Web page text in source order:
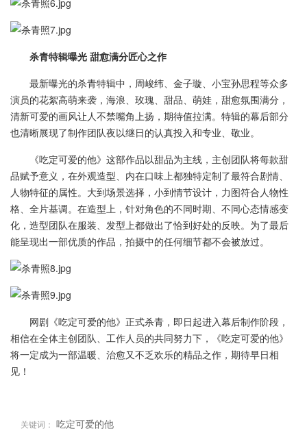
杀青特辑曝光 甜愈满分匠心之作
最新曝光的杀青特辑中，周峻纬、金子璇、小宝孙思程等众多
演员的花絮高萌来袭，海浪、玫瑰、甜品、萌娃，甜愈氛围满分，
清新可爱的画风让人不禁嘴角上扬，期待值拉满。特辑的幕后部分
也清晰展现了制作团队夜以继日的认真投入和专业、敬业。
《吃定可爱的他》这部作品以甜品为主线，主创团队将每款甜
品赋予意义，在外观造型、内在口味上都独特定制了最符合剧情、
人物特征的属性。大到场景选择，小到情节设计，力图符合人物性
格、全片基调。在造型上，针对角色的不同时期、不同心态情感变
化，造型团队在服装、发型上都做出了恰到好处的反映。为了最后
能呈现出一部优质的作品，拍摄中的任何细节都不会被放过。
网剧《吃定可爱的他》正式杀青，即日起进入幕后制作阶段，
相信在全体主创团队、工作人员的共同努力下，《吃定可爱的他》
将一定成为一部温暖、治愈又不乏欢乐的精品之作，期待早日相
见！
关键词： 吃定可爱的他